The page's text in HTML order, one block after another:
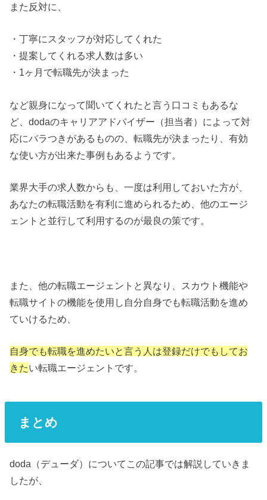
また反対に、
・丁寧にスタッフが対応してくれた
・提案してくれる求人数は多い
・1ヶ月で転職先が決まった
など親身になって聞いてくれたと言う口コミもあるな
ど、dodaのキャリアアドバイザー（担当者）によって対
応にバラつきがあるものの、転職先が決まったり、有効
な使い方が出来た事例もあるようです。
業界大手の求人数からも、一度は利用しておいた方が、
あなたの転職活動を有利に進められるため、他のエージ
ェントと並行して利用するのが最良の策です。
また、他の転職エージェントと異なり、スカウト機能や
転職サイトの機能を使用し自分自身でも転職活動を進め
ていけるため、
自身でも転職を進めたいと言う人は登録だけでもしてお
きたい転職エージェントです。
まとめ
doda（デューダ）についてこの記事では解説していきま
したが、